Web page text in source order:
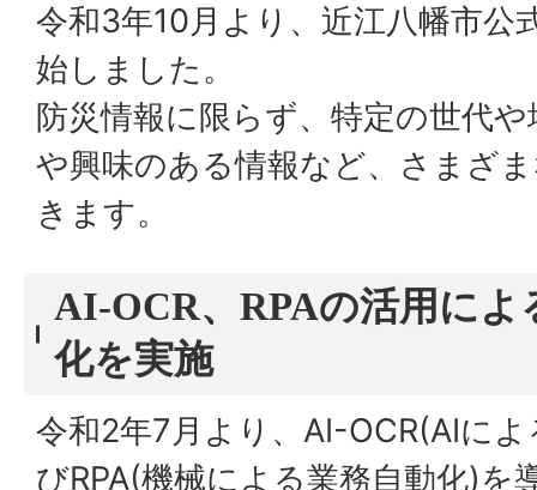
令和3年10月より、近江八幡市公
始しました。
防災情報に限らず、特定の世代
や興味のある情報など、さまざ
きます。
AI-OCR、RPAの活用によ
化を実施
令和2年7月より、AI-OCR(AIに
びRPA(機械による業務自動化)を